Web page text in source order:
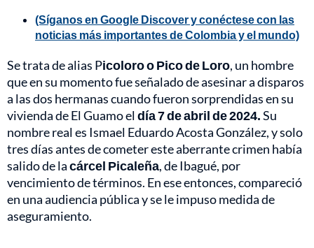
(Síganos en Google Discover y conéctese con las
noticias más importantes de Colombia y el mundo)
Se trata de alias Picoloro o Pico de Loro, un hombre
que en su momento fue señalado de asesinar a disparos
a las dos hermanas cuando fueron sorprendidas en su
vivienda de El Guamo eldía 7 de abril de 2024.Su
nombre real es Ismael Eduardo Acosta González, y solo
tres días antes de cometer este aberrante crimen había
salido de lacárcel Picaleña, de Ibagué, por
vencimiento de términos. En ese entonces, compareció
en una audiencia pública y se le impuso medida de
aseguramiento.